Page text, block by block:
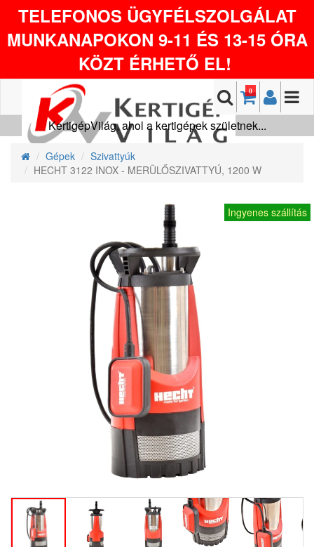
TELEFONOS ÜGYFÉLSZOLGÁLAT
MUNKANAPOKON 9-11 ÉS 13-15 ÓRA
KÖZT ÉRHETŐ EL!
0
KertigépVilág, ahol a kertigépek születnek...
Gépek
Szivattyúk
HECHT 3122 INOX - MERÜLŐSZIVATTYÚ, 1200 W
Ingyenes szállítás